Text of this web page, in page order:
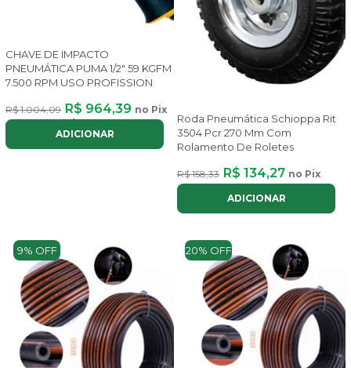
CHAVE DE IMPACTO
PNEUMÁTICA PUMA 1/2" 59 KGFM
7.500 RPM USO PROFISSION
R$ 1.004,09 R$ 964,39 no Pix
ou até
ADICIONAR
Roda Pneumática Schioppa Rit
3504 Pcr 270 Mm Com
Rolamento De Roletes
R$ 158,33 R$ 134,27 no Pix
ADICIONAR
9% OFF 20% OFF